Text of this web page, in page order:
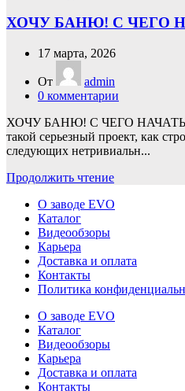
ХОЧУ БАНЮ! С ЧЕГО
17 марта, 2026
От
admin
0 комментарии
ХОЧУ БАНЮ! С ЧЕГО НАЧАТЬ?
такой серьезный проект, как
следующих нетривиальн...
Продолжить чтение
О заводе EVO
Каталог
Видеообзоры
Карьера
Доставка и оплата
Контакты
Политика
О заводе EVO
Каталог
Видеообзоры
Карьера
Доставка и оплата
Контакты